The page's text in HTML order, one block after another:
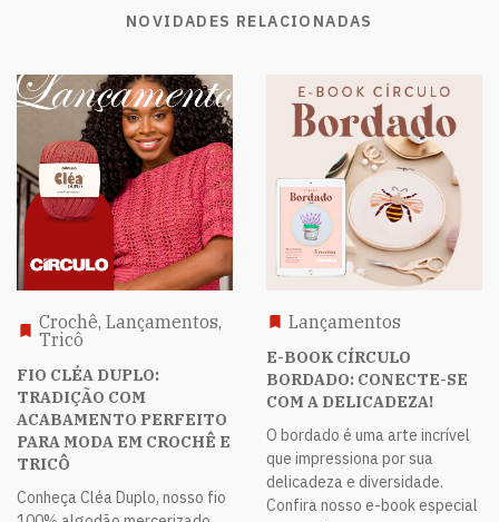
NOVIDADES RELACIONADAS
Crochê, Lançamentos,
Tricô
FIO CLÉA DUPLO:
TRADIÇÃO COM
ACABAMENTO PERFEITO
PARA MODA EM CROCHÊ E
TRICÔ
Conheça Cléa Duplo, nosso fio
Lançamentos
E-BOOK CÍRCULO
BORDADO: CONECTE-SE
COM A DELICADEZA!
O bordado é uma arte incrível
que impressiona por sua
delicadeza e diversidade.
Confira nosso e-book especial